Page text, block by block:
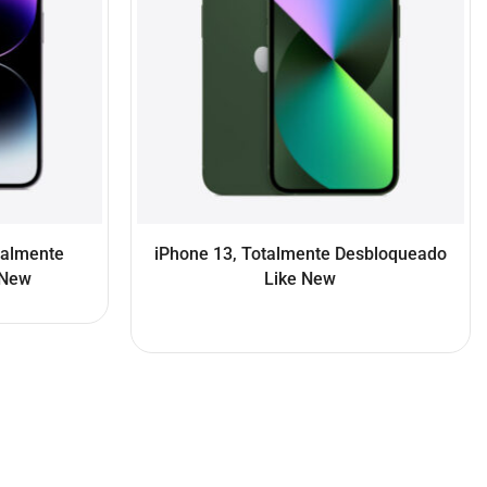
iPhone 13, Totalmente Desbloqueado
Like New